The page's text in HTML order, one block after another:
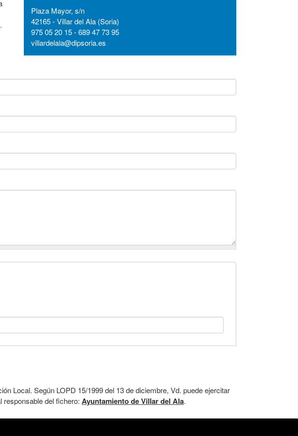
Plaza Mayor, s/n
42165 - Villar del Ala (Soria)
975 05 20 15 - 689 47 73 95
villardelala@dipsoria.es
Local. Según LOPD 15/1999 del 13 de diciembre, Vd. puede ejercitar
del fichero: Ayuntamiento de Villar del Ala.